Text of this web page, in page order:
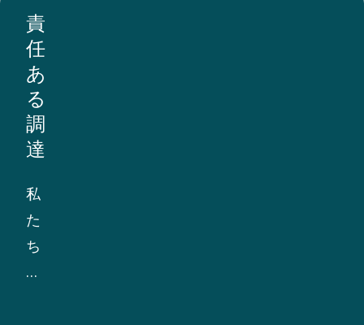
を
遵
守
す
る
こ
を
保
証
す
重
要
な
ビ
ジ
ネ
ス
パ
ー
責
任
あ
る
調
達
私
た
ち
は、